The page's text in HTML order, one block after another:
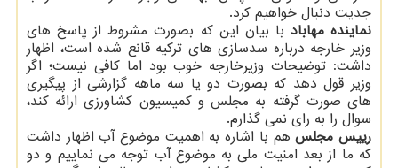
جدیت دنبال خواهیم کرد.
نماینده مهاباد با بیان این که بصورت مشروط از پاسخ های
وزیر خارجه درباره سدسازی های ترکیه قانع شده است، اظهار
داشت: توضیحات وزیرخارجه خوب بود اما کافی نیست؛ اگر
وزیر قول دهد که بصورت دو یا سه ماهه گزارشی از پیگیری
های صورت گرفته به مجلس و کمیسیون کشاورزی ارائه کند،
سوال را به رای نمی گذارم.
رییس مجلسهم با اشاره به اهمیت موضوع آب اظهار داشت
که ما از بعد امنیت ملی به موضوع آب توجه می نماییم و دو